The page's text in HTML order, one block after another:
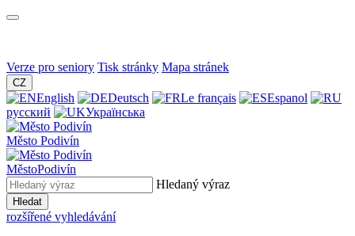
Verze pro seniory Tisk stránky Mapa stránek
CZ
English Deutsch Le français
Espanol
русский
Українська
Město Podivín
MěstoPodivín
Hledaný výraz
Hledat
rozšířené vyhledávání